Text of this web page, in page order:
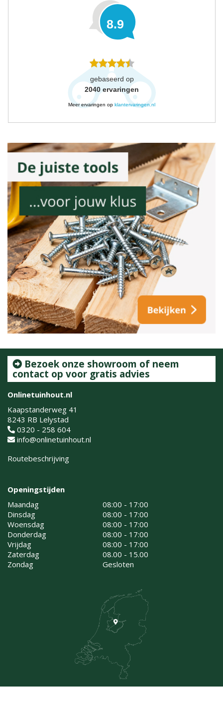
8.9
gebaseerd op
2040 ervaringen
Meer ervaringen op klantervaringen.nl
Bezoek onze showroom of neem
contact op voor gratis advies
Onlinetuinhout.nl
Kaapstanderweg 41
8243 RB Lelystad
0320 - 258 604
info@onlinetuinhout.nl
Routebeschrijving
Openingstijden
Maandag
08:00 - 17:00
Dinsdag
08:00 - 17:00
Woensdag
08:00 - 17:00
Donderdag
08:00 - 17:00
Vrijdag
08:00 - 17:00
Zaterdag
08.00 - 15.00
Zondag
Gesloten